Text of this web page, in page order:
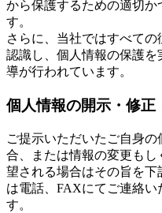
から保護するための適切か
す。
さらに、当社ではすべて
認識し、個人情報の保護
導が行われています。
個人情報の開示・修正
ご提示いただいたご自身
合、または情報の変更も
望される場合はその旨を下
は電話、FAXにてご連絡い
す。